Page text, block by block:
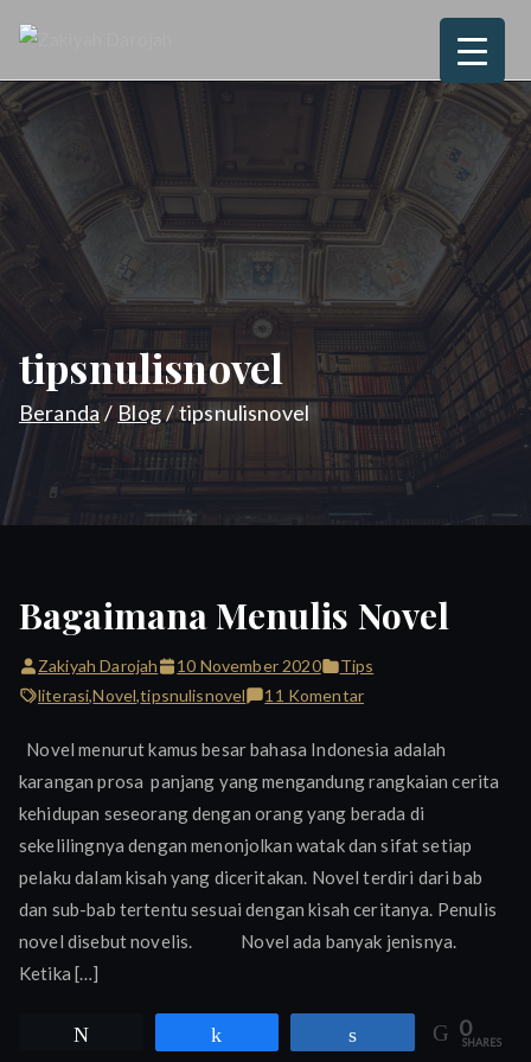
konten
Zakiyah
Darojah
tipsnulisnovel
Beranda Blog tipsnulisnovel
Bagaimana Menulis Novel
Zakiyah Darojah 10 November 2020
Tips
literasi,Novel,tipsnulisnovel 11 Komentarpada
Menulis
Novel
Novel menurut kamus besar bahasa Indonesia adalah
karangan prosa panjang yang mengandung rangkaian cerita
kehidupan seseorang dengan orang yang berada di
sekelilingnya dengan menonjolkan watak dan sifat setiap
pelaku dalam kisah yang diceritakan. Novel terdiri dari bab
dan sub-bab tertentu sesuai dengan kisah ceritanya. Penulis
novel disebut novelis. Novel ada banyak jenisnya.
Ketika […]
0
SHARES